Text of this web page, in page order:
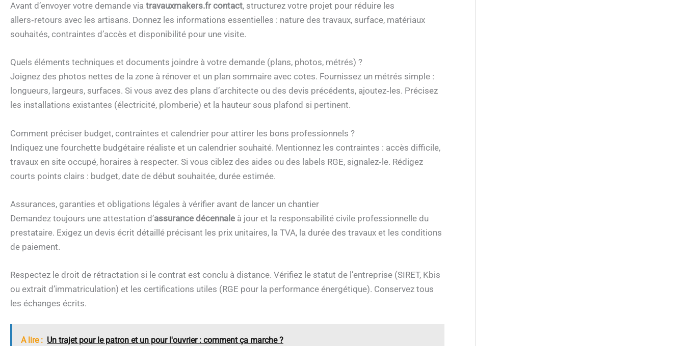
Avant d’envoyer votre demande via travauxmakers.fr contact, structurez votre projet pour réduire les
allers‑retours avec les artisans. Donnez les informations essentielles : nature des travaux, surface, matériaux
souhaités, contraintes d’accès et disponibilité pour une visite.
Quels éléments techniques et documents joindre à votre demande (plans, photos, métrés) ?
Joignez des photos nettes de la zone à rénover et un plan sommaire avec cotes. Fournissez un métrés simple :
longueurs, largeurs, surfaces. Si vous avez des plans d’architecte ou des devis précédents, ajoutez‑les. Précisez
les installations existantes (électricité, plomberie) et la hauteur sous plafond si pertinent.
Comment préciser budget, contraintes et calendrier pour attirer les bons professionnels ?
Indiquez une fourchette budgétaire réaliste et un calendrier souhaité. Mentionnez les contraintes : accès difficile,
travaux en site occupé, horaires à respecter. Si vous ciblez des aides ou des labels RGE, signalez‑le. Rédigez
courts points clairs : budget, date de début souhaitée, durée estimée.
Assurances, garanties et obligations légales à vérifier avant de lancer un chantier
Demandez toujours une attestation d’assurance décennale à jour et la responsabilité civile professionnelle du
prestataire. Exigez un devis écrit détaillé précisant les prix unitaires, la TVA, la durée des travaux et les conditions
de paiement.
Respectez le droit de rétractation si le contrat est conclu à distance. Vérifiez le statut de l’entreprise (SIRET, Kbis
ou extrait d’immatriculation) et les certifications utiles (RGE pour la performance énergétique). Conservez tous
les échanges écrits.
A lire : Un trajet pour le patron et un pour l'ouvrier : comment ça marche ?